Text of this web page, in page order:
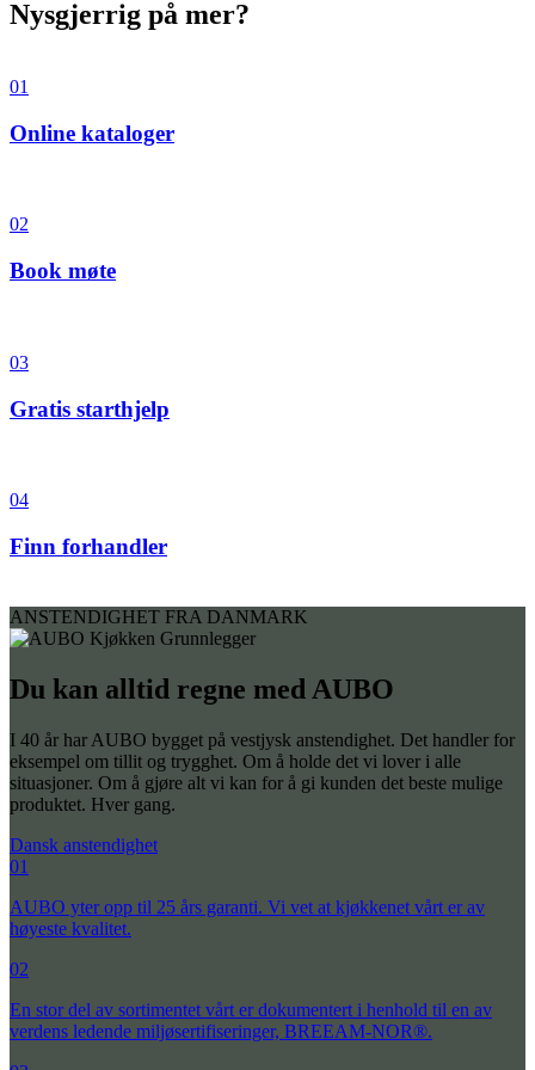
Nysgjerrig på mer?
01
Online kataloger
02
Book møte
03
Gratis starthjelp
04
Finn forhandler
ANSTENDIGHET FRA DANMARK
Du kan alltid regne med AUBO
I 40 år har AUBO bygget på vestjysk anstendighet. Det handler for
eksempel om tillit og trygghet. Om å holde det vi lover i alle
situasjoner. Om å gjøre alt vi kan for å gi kunden det beste mulige
produktet. Hver gang.
Dansk anstendighet
01
AUBO yter opp til 25 års garanti. Vi vet at kjøkkenet vårt er av
høyeste kvalitet.
02
En stor del av sortimentet vårt er dokumentert i henhold til en av
verdens ledende miljøsertifiseringer, BREEAM-NOR®.